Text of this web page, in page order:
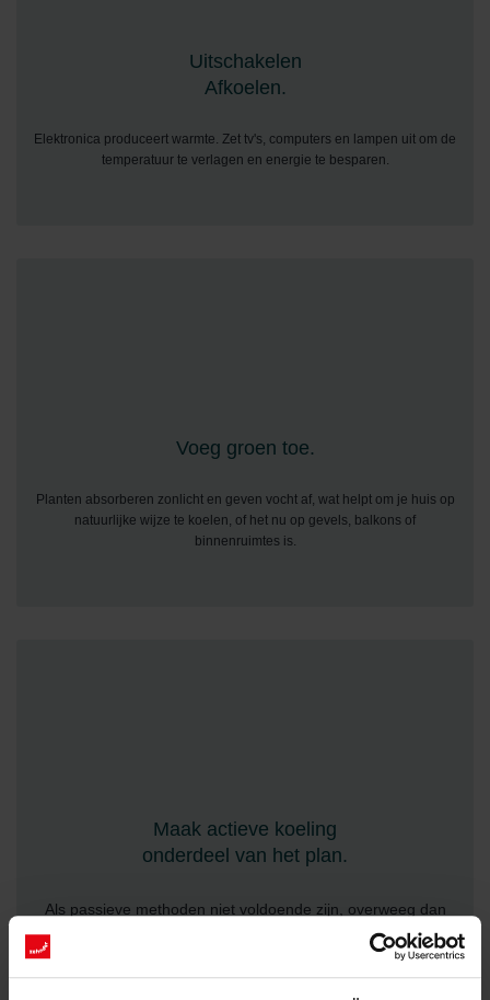
Uitschakelen
Afkoelen.
Elektronica produceert warmte. Zet tv's, computers en lampen uit om de
temperatuur te verlagen en energie te besparen.
Voeg groen toe.
Planten absorberen zonlicht en geven vocht af, wat helpt om je huis op
natuurlijke wijze te koelen, of het nu op gevels, balkons of
binnenruimtes is.
Maak actieve koeling
onderdeel van het plan.
Als passieve methoden niet voldoende zijn, overweeg dan
ventilatie met temperatuurregeling, stralingspanelen in het
plafond of omkeerbare warmtepompen.